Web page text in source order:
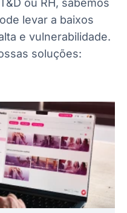
ou RH, sabemos
levar a baixos
e vulnerabilidade.
soluções: